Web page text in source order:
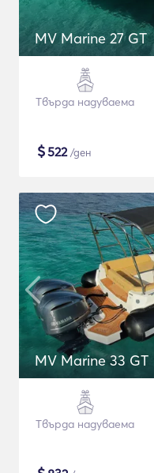
MV Marine 27 GT
Твърда надуваема
$522/ден
MV Marine 33 GT
Твърда надуваема